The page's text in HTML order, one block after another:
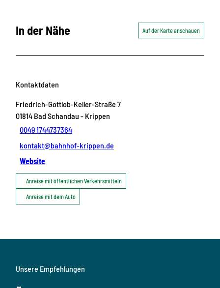
In der Nähe Auf der Karte anschauen
Kontaktdaten
Friedrich-Gottlob-Keller-Straße 7
01814 Bad Schandau - Krippen
0049 1744737364
kontakt@bahnhof-krippen.de
Website
Anreise mit öffentlichen Verkehrsmitteln
Anreise mit dem Auto
Unsere Empfehlungen